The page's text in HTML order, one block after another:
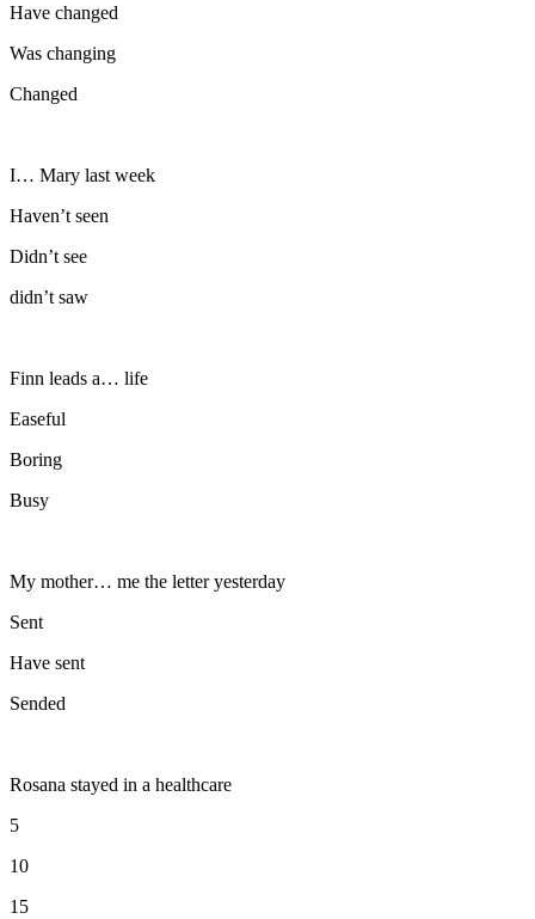
Have changed
Was changing
Changed
I… Mary last week
Haven’t seen
Didn’t see
didn’t saw
Finn leads a… life
Easeful
Boring
Busy
My mother… me the letter yesterday
Sent
Have sent
Sended
Rosana stayed in a healthcare
5
10
15